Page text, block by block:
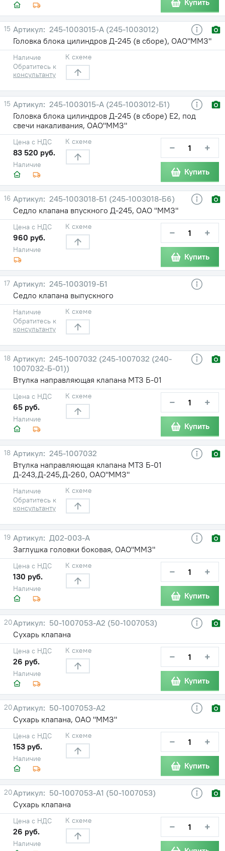
Купить
15
245-1003015-А (245-1003012)
Головка блока цилиндров Д-245 (в сборе), ОАО"ММЗ"
Наличие
Обратитесь к
консультанту
К схеме
15
245-1003015-А (245-1003012-Б1)
Головка блока цилиндров Д-245 (в сборе) Е2, под
свечи накаливания, ОАО"ММЗ"
Наличие
Цена с НДС
83 520 руб.
К схеме − +
Купить
16
245-1003018-Б1 (245-1003018-Б6)
Седло клапана впускного Д-245, ОАО "ММЗ"
Наличие
Цена с НДС
960 руб.
К схеме − +
Купить
17
245-1003019-Б1
Седло клапана выпускного
Наличие
Обратитесь к
консультанту
К схеме
18
245-1007032 (245-1007032 (240-
1007032-Б-01))
Втулка направляющая клапана МТЗ Б-01
Наличие
Цена с НДС
65 руб.
К схеме − +
Купить
18
245-1007032
Втулка направляющая клапана МТЗ Б-01
Д-243,Д-245,Д-260, ОАО"ММЗ"
Наличие
Обратитесь к
консультанту
К схеме
19
Д02-003-А
Заглушка головки боковая, ОАО"ММЗ"
Наличие
Цена с НДС
130 руб.
К схеме − +
Купить
20
50-1007053-А2 (50-1007053)
Сухарь клапана
Наличие
Цена с НДС
26 руб.
К схеме − +
Купить
20
50-1007053-А2
Сухарь клапана, ОАО "ММЗ"
Наличие
Цена с НДС
153 руб.
К схеме − +
Купить
20
50-1007053-А1 (50-1007053)
Сухарь клапана
Наличие
Цена с НДС
26 руб.
К схеме − +